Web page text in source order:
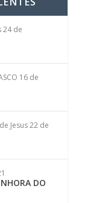
24 de
16 de
Jesus22 de
DO